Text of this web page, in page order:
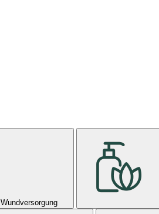
Wundversorgung